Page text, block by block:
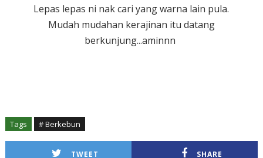
Lepas lepas ni nak cari yang warna lain pula.
Mudah mudahan kerajinan itu datang
berkunjung...aminnn
Tags # Berkebun
TWEET SHARE